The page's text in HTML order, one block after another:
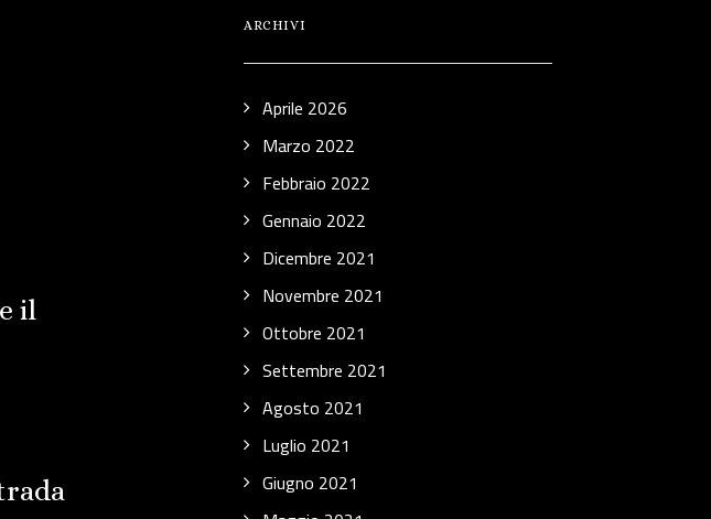
il
ARCHIVI
Aprile 2026
Marzo 2022
Febbraio 2022
Gennaio 2022
Dicembre 2021
Novembre 2021
Ottobre 2021
Settembre 2021
Agosto 2021
Luglio 2021
Giugno 2021